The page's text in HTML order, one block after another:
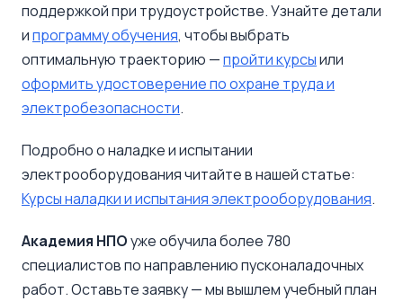
поддержкой при трудоустройстве. Узнайте детали
ипрограмму обучения, чтобы выбрать
оптимальную траекторию —пройти курсыили
оформить удостоверение по охране труда и
электробезопасности.
Подробно о наладке и испытании
электрооборудования читайте в нашей статье:
Курсы наладки и испытания электрооборудования.
Академия НПОуже обучила более 780
специалистов по направлению пусконаладочных
работ. Оставьте заявку — мы вышлем учебный план